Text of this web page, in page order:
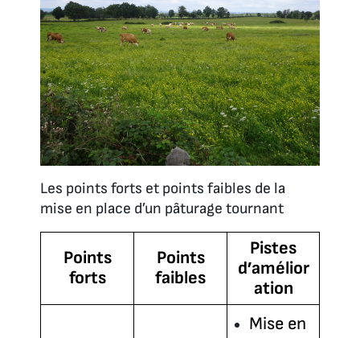
Les points forts et points faibles de la
mise en place d’un pâturage tournant
Points
forts
Points
faibles
Pistes
d’amélior
ation
Mise en